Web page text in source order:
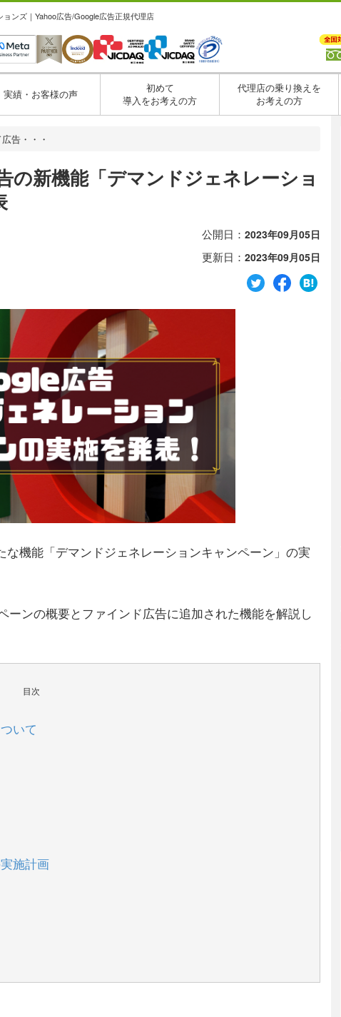
ンズ｜Yahoo広告/Google広告正規代理店
実績・お客様の声
初めて
導入をお考えの方
代理店の乗り換えを
お考えの方
告・・・
の新機能「デマンドジェネレーショ
公開日： 2023年09月05日
更新日： 2023年09月05日
機能「デマンドジェネレーションキャンペーン」の実
ンの概要とファインド広告に追加された機能を解説し
目次
いて
施計画